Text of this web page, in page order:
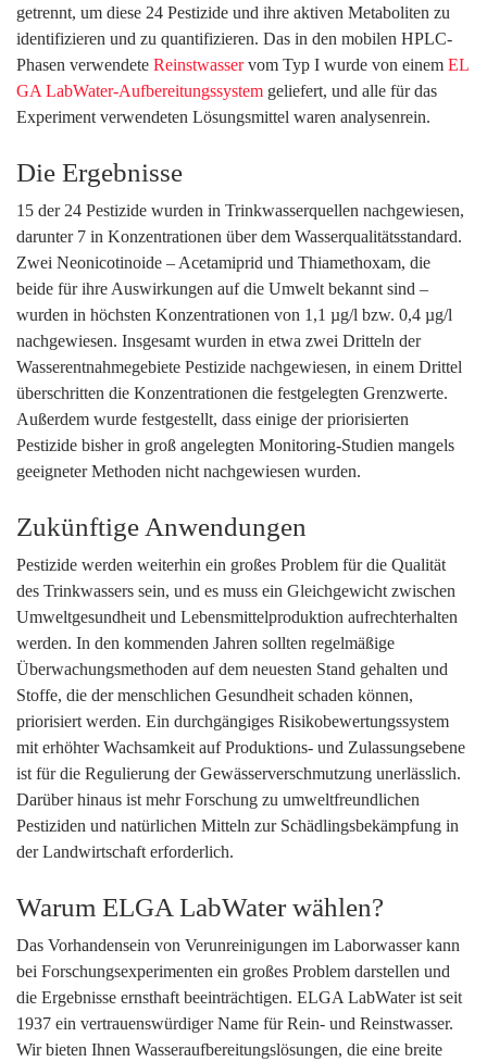
getrennt, um diese 24 Pestizide und ihre aktiven Metaboliten zu
identifizieren und zu quantifizieren. Das in den mobilen HPLC-
Phasen verwendete Reinstwasservom Typ I wurde von einem EL
GA LabWater-Aufbereitungssystem geliefert, und alle für das
Experiment verwendeten Lösungsmittel waren analysenrein.
Die Ergebnisse
15 der 24 Pestizide wurden in Trinkwasserquellen nachgewiesen,
darunter 7 in Konzentrationen über dem Wasserqualitätsstandard.
Zwei Neonicotinoide – Acetamiprid und Thiamethoxam, die
beide für ihre Auswirkungen auf die Umwelt bekannt sind –
wurden in höchsten Konzentrationen von 1,1 µg/l bzw. 0,4 µg/l
nachgewiesen. Insgesamt wurden in etwa zwei Dritteln der
Wasserentnahmegebiete Pestizide nachgewiesen, in einem Drittel
überschritten die Konzentrationen die festgelegten Grenzwerte.
Außerdem wurde festgestellt, dass einige der priorisierten
Pestizide bisher in groß angelegten Monitoring-Studien mangels
geeigneter Methoden nicht nachgewiesen wurden.
Zukünftige Anwendungen
Pestizide werden weiterhin ein großes Problem für die Qualität
des Trinkwassers sein, und es muss ein Gleichgewicht zwischen
Umweltgesundheit und Lebensmittelproduktion aufrechterhalten
werden. In den kommenden Jahren sollten regelmäßige
Überwachungsmethoden auf dem neuesten Stand gehalten und
Stoffe, die der menschlichen Gesundheit schaden können,
priorisiert werden. Ein durchgängiges Risikobewertungssystem
mit erhöhter Wachsamkeit auf Produktions- und Zulassungsebene
ist für die Regulierung der Gewässerverschmutzung unerlässlich.
Darüber hinaus ist mehr Forschung zu umweltfreundlichen
Pestiziden und natürlichen Mitteln zur Schädlingsbekämpfung in
der Landwirtschaft erforderlich.
Warum ELGA LabWater wählen?
Das Vorhandensein von Verunreinigungen im Laborwasser kann
bei Forschungsexperimenten ein großes Problem darstellen und
die Ergebnisse ernsthaft beeinträchtigen. ELGA LabWater ist seit
1937 ein vertrauenswürdiger Name für Rein- und Reinstwasser.
Wir bieten Ihnen Wasseraufbereitungslösungen, die eine breite